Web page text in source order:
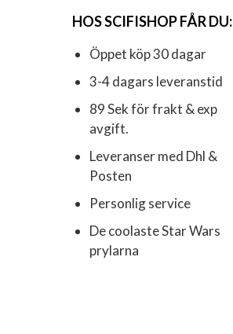
HOS SCIFISHOP FÅR DU:
Öppet köp 30 dagar
3-4 dagars leveranstid
89 Sek för frakt & exp
avgift.
Leveranser med Dhl &
Posten
Personlig service
De coolaste Star Wars
prylarna